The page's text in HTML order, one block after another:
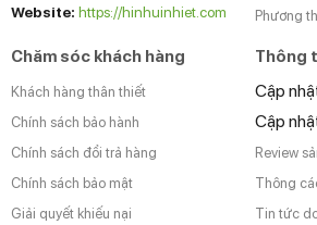
Website: https://hinhuinhiet.com
Phương
Chăm sóc khách hàng
Khách hàng thân thiết
Chính sách bảo hành
Chính sách đổi trả hàng
Chính sách bảo mật
Giải quyết khiếu nại
Thông
Cập
Cập
Review
Thông
Tin tức